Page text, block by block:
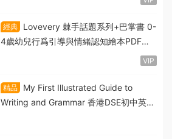
經典
Lovevery 棘手話題系列+巴掌書 0-
4歲幼兒行爲引導與情緒認知繪本PDF電
VIP
精品
My First Illustrated Guide to
Writing and Grammar 香港DSE初中英語